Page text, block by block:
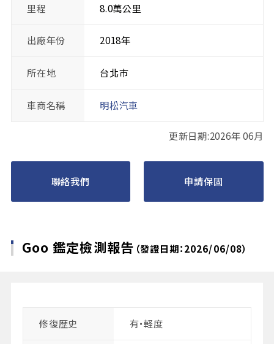
里程 8.0萬公里
出廠年份 2018年
所在地 台北市
車商名稱 明松汽車
更新日期:2026年 06月
聯絡我們 申請保固
Goo 鑑定檢測報告 （發證日期：2026/06/08）
修復歴史 有・軽度